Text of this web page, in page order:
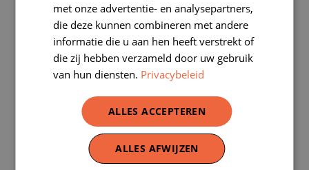
Lees Meer
Schrijf je in voor onze
nieuwsbrief
met onze advertentie- en analysepartners,
die deze kunnen combineren met andere
informatie die u aan hen heeft verstrekt of
die zij hebben verzameld door uw gebruik
van hun diensten. Privacybeleid
ALLES ACCEPTEREN
ALLES AFWIJZEN